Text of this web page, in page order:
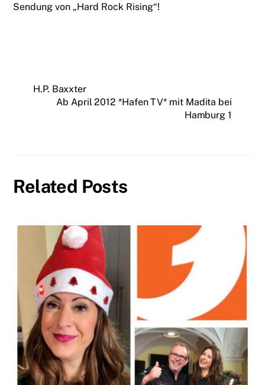
Sendung von „Hard Rock Rising“!
H.P. Baxxter
Ab April 2012 *Hafen TV* mit Madita bei
Hamburg 1
Related Posts